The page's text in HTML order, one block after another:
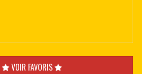
VOIR FAVORIS